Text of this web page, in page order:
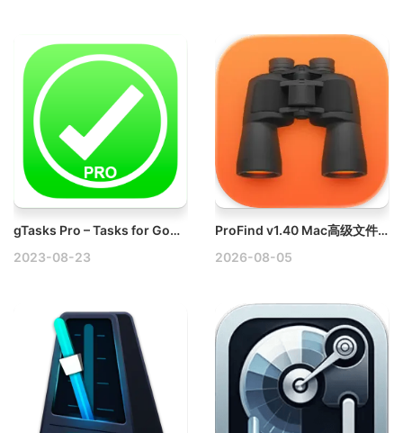
gTasks Pro – Tasks for Google v1.3.27 Mac任务管理器破解版下载
2023-08-23
ProFind v1.40 Mac高级文件搜索应用工具破解版
2026-08-05